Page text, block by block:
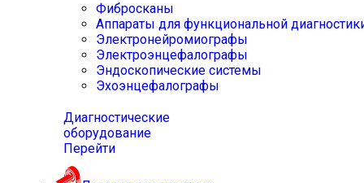
Фибросканы
Аппараты для функциональной
Электронейромиографы
Электроэнцефалографы
Эндоскопические системы
Эхоэнцефалографы
Диагностические
оборудование
Перейти